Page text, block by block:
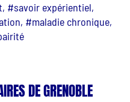
#savoir expérientiel,
#maladie chronique,
DE GRENOBLE